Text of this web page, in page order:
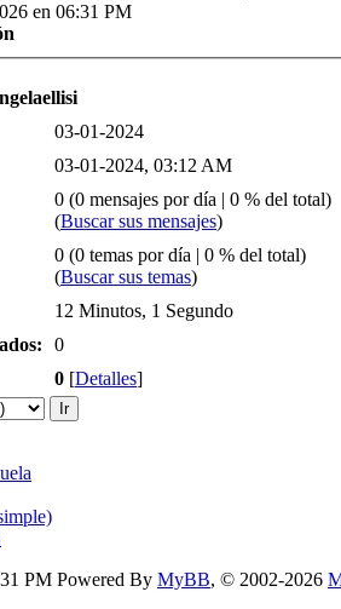
en 06:31 PM
03-01-2024
03-01-2024, 03:12 AM
0 (0 mensajes por día | 0 % del total)
(Buscar sus mensajes)
0 (0 temas por día | 0 % del total)
(Buscar sus temas)
12 Minutos, 1 Segundo
0
0 [Detalles]
PM Powered By MyBB, © 2002-2026